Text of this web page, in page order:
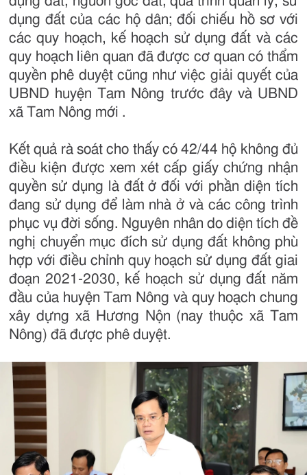
dụng đất của các hộ dân; đối chiếu hồ sơ với
các quy hoạch, kế hoạch sử dụng đất và các
quy hoạch liên quan đã được cơ quan có thẩm
quyền phê duyệt cũng như việc giải quyết của
UBND huyện Tam Nông trước đây và UBND
xã Tam Nông mới .
Kết quả rà soát cho thấy có 42/44 hộ không đủ
điều kiện được xem xét cấp giấy chứng nhận
quyền sử dụng là đất ở đối với phần diện tích
đang sử dụng để làm nhà ở và các công trình
phục vụ đời sống. Nguyên nhân do diện tích đề
nghị chuyển mục đích sử dụng đất không phù
hợp với điều chỉnh quy hoạch sử dụng đất giai
đoạn 2021-2030, kế hoạch sử dụng đất năm
đầu của huyện Tam Nông và quy hoạch chung
xây dựng xã Hương Nộn (nay thuộc xã Tam
Nông) đã được phê duyệt.